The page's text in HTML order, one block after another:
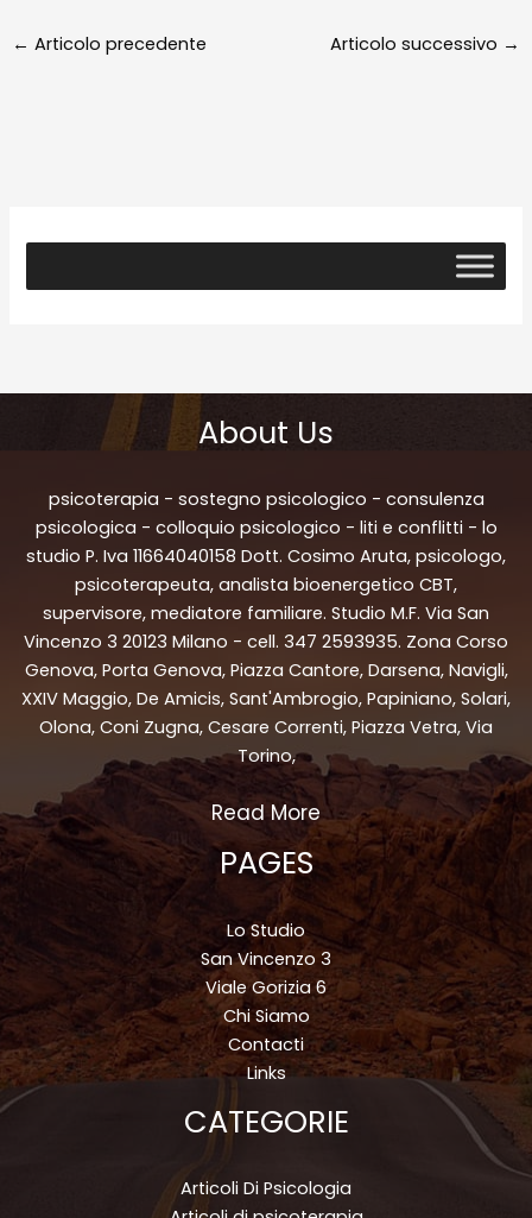
← Articolo precedente Articolo successivo →
About Us
psicoterapia - sostegno psicologico - consulenza
psicologica - colloquio psicologico - liti e conflitti - lo
studio P. Iva 11664040158 Dott. Cosimo Aruta, psicologo,
psicoterapeuta, analista bioenergetico CBT,
supervisore, mediatore familiare. Studio M.F. Via San
Vincenzo 3 20123 Milano - cell. 347 2593935. Zona Corso
Genova, Porta Genova, Piazza Cantore, Darsena, Navigli,
XXIV Maggio, De Amicis, Sant'Ambrogio, Papiniano, Solari,
Olona, Coni Zugna, Cesare Correnti, Piazza Vetra, Via
Torino,
Read More
PAGES
Lo Studio
San Vincenzo 3
Viale Gorizia 6
Chi Siamo
Contacti
Links
CATEGORIE
Articoli Di Psicologia